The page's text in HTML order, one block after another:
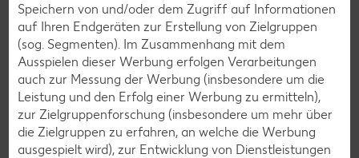
Speichern von und/oder dem Zugriff auf Informationen
auf Ihren Endgeräten zur Erstellung von Zielgruppen
(sog. Segmenten). Im Zusammenhang mit dem
Ausspielen dieser Werbung erfolgen Verarbeitungen
auch zur Messung der Werbung (insbesondere um die
Leistung und den Erfolg einer Werbung zu ermitteln),
zur Zielgruppenforschung (insbesondere um mehr über
die Zielgruppen zu erfahren, an welche die Werbung
ausgespielt wird), zur Entwicklung von Dienstleistungen